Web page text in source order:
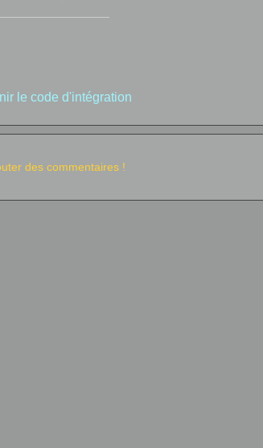
le code d'intégration
des commentaires !